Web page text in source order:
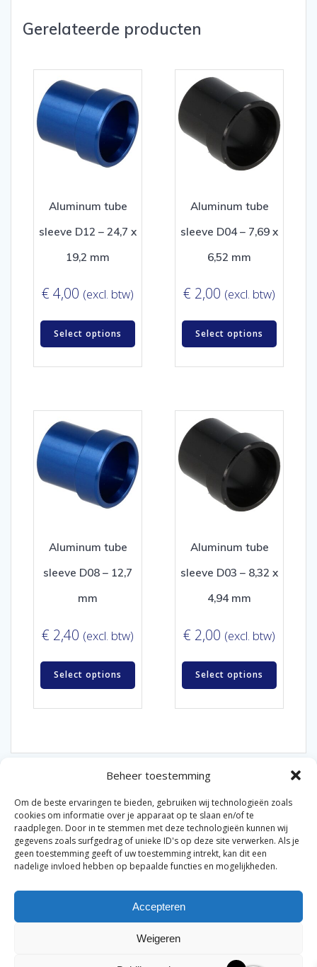
Beheer toestemming
Om de beste ervaringen te bieden, gebruiken wij technologieën zoals
cookies om informatie over je apparaat op te slaan en/of te
raadplegen. Door in te stemmen met deze technologieën kunnen wij
gegevens zoals surfgedrag of unieke ID's op deze site verwerken. Als je
geen toestemming geeft of uw toestemming intrekt, kan dit een
nadelige invloed hebben op bepaalde functies en mogelijkheden.
Accepteren
Weigeren
Gerelateerde producten
Aluminum tube
sleeve D12 – 24,7 x
19,2 mm
€ 4,00 (excl. btw)
Select options
Aluminum tube
sleeve D04 – 7,69 x
6,52 mm
€ 2,00 (excl. btw)
Select options
Aluminum tube
sleeve D08 – 12,7
mm
€ 2,40 (excl. btw)
Select options
Aluminum tube
sleeve D03 – 8,32 x
4,94 mm
€ 2,00 (excl. btw)
Select options
© 2026 Van der Bel Las en Radiateurenbedrijf.
Privacyverklaring|Cookiebeleid|Retourbeleid|
Algemene voorwaarden voor consumenten
algemene voorwaarden
Disclaimer